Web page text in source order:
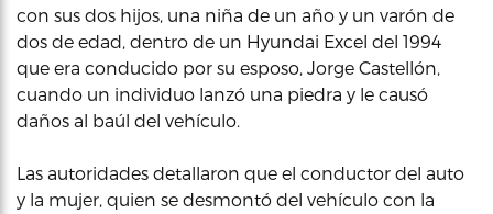
con sus dos hijos, una niña de un año y un varón de
dos de edad, dentro de un Hyundai Excel del 1994
que era conducido por su esposo, Jorge Castellón,
cuando un individuo lanzó una piedra y le causó
daños al baúl del vehículo.
Las autoridades detallaron que el conductor del auto
y la mujer, quien se desmontó del vehículo con la